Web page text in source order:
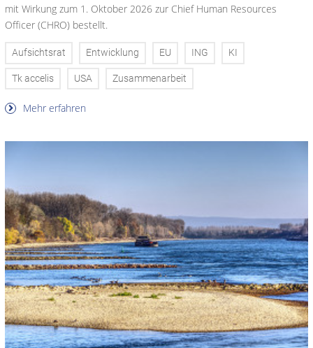
mit Wirkung zum 1. Oktober 2026 zur Chief Human Resources
Officer (CHRO) bestellt.
Aufsichtsrat Entwicklung EU ING KI
Tk accelis USA Zusammenarbeit
Mehr erfahren